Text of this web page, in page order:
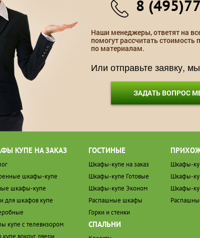
8
Наши менеджеры, ответят на
помогут рассчитать
по материалам.
Или отправьте заявку,
ЗАДАТЬ ВОПРОС
КУПЕ НА ЗАКАЗ
шкафы-купе
шкафы-купе
для шкафов купе
купе с телевизором
вокруг двери
ГОСТИНЫЕ
Шкафы-купе на заказ
Шкафы-купе Готовые
Шкафы-купе Эконом
Распашные шкафы
Горки и стенки
СПАЛЬНИ
Шкафы-
Шкафы-
Шкафы-